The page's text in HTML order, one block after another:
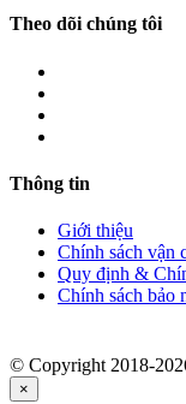
Theo dõi chúng tôi
Thông tin
Giới thiệu
Chính sách vận
Quy định &
Chính sách bảo
© Copyright 2018-
×